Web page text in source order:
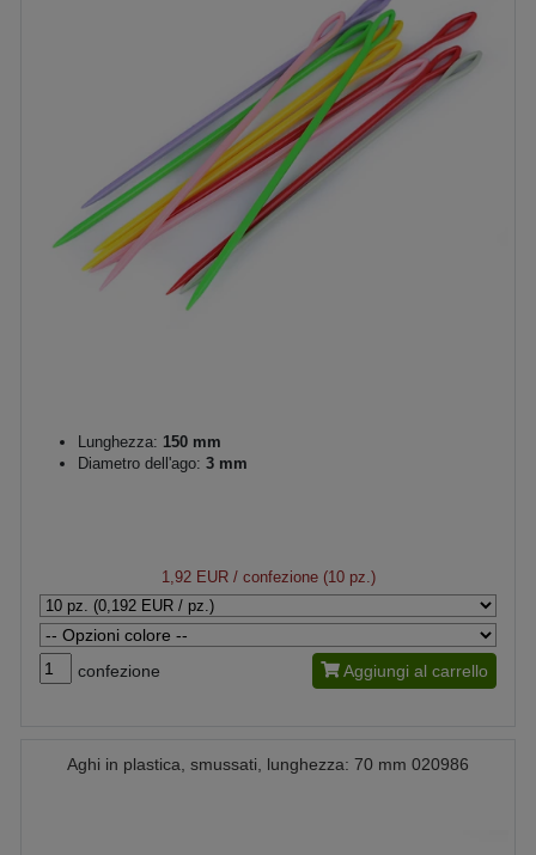
Lunghezza: 150 mm
Diametro dell'ago: 3 mm
1,92 EUR/ confezione (10 pz.)
confezione Aggiungi al carrello
Aghi in plastica, smussati, lunghezza: 70 mm 020986